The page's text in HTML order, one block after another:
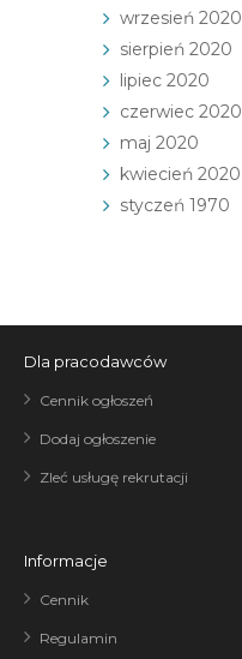
wrzesień 2020
sierpień 2020
lipiec 2020
czerwiec 2020
maj 2020
kwiecień 2020
styczeń 1970
Dla pracodawców
Cennik ogłoszeń
Dodaj ogłoszenie
Zleć usługę rekrutacji
Informacje
Cennik
Regulamin